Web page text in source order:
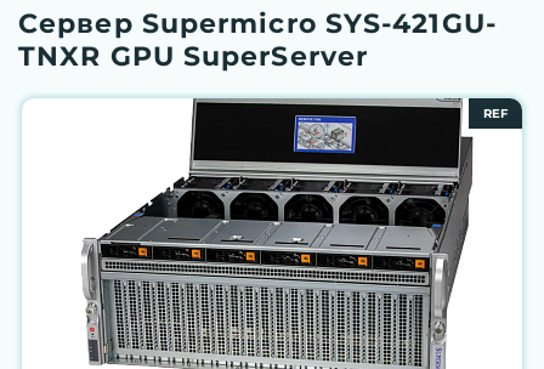
Сервер Supermicro SYS-421GU-
TNXR GPU SuperServer
REF